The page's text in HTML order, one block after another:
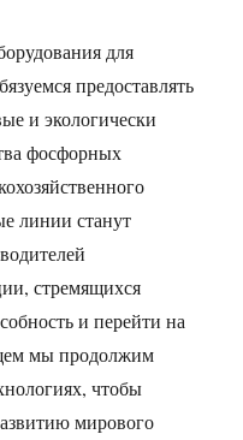
для
предоставлять
и экологически
фосфорных
линии станут
стремящихся
и перейти на
мы продолжим
чтобы
мирового